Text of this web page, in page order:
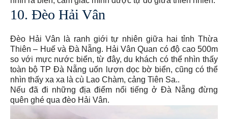
10. Đèo Hải Vân
Đèo Hải Vân là ranh giới tự nhiên giữa hai tỉnh Thừa
Thiên – Huế và Đà Nẵng. Hải Vân Quan có độ cao 500m
so với mực nước biển, từ đây, du khách có thể nhìn thấy
toàn bộ TP Đà Nẵng uốn lượn dọc bờ biển, cũng có thể
nhìn thấy xa xa là cù Lao Chàm, cảng Tiên Sa..
Nếu đã đi những địa điểm nổi tiếng ở Đà Nẵng đừng
quên ghé qua đèo Hải Vân.